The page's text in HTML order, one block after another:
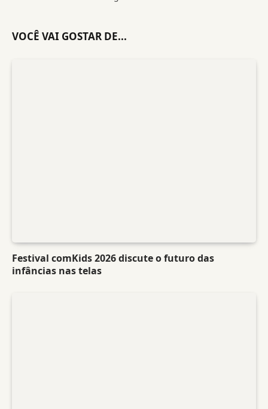
VOCÊ VAI GOSTAR DE...
Festival comKids 2026 discute o futuro das
infâncias nas telas